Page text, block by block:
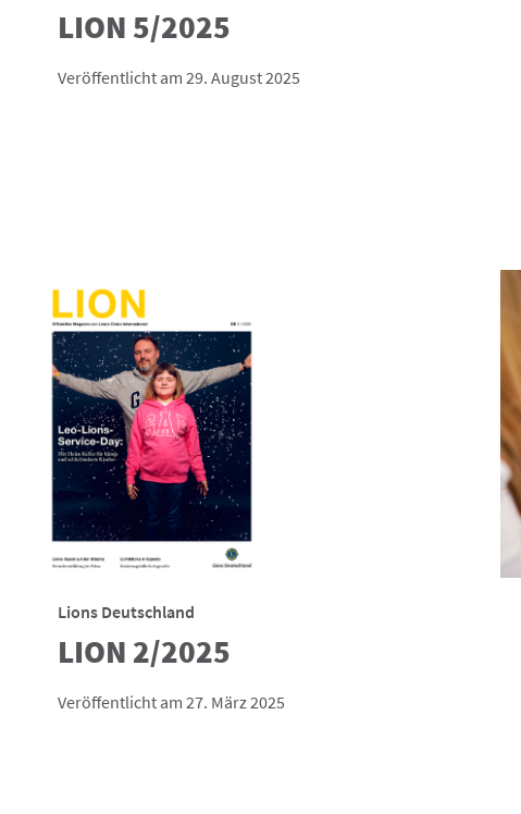
LION 5/2025
Veröffentlicht am 29. August 2025
Lions Deutschland
LION 2/2025
Veröffentlicht am 27. März 2025